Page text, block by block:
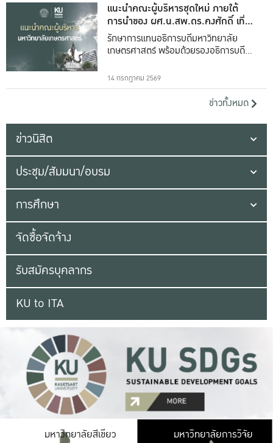
แนะนำคณะผู้บริหารชุดใหม่ ภายใต้
การนำของ ผศ.น.สพ.ดร.คงศักดิ์ เที่ยง
ธรรม
รักษาการแทนอธิการบดีมหาวิทยาลัย
เกษตรศาสตร์ พร้อมด้วยรองอธิการบดีทั้ง
14 กรกฎาคม 2569
ข่าวทั้งหมด
ข่าวนิสิต
ประชุม/สัมมนา/อบรม
การศึกษา
จัดซื้อจัดจ้าง
รับสมัครบุคลากร
KU to ITA
มหาวิทยาลัยสีเขียว มหาวิ
มหาวิทยาลัยการวิจัย